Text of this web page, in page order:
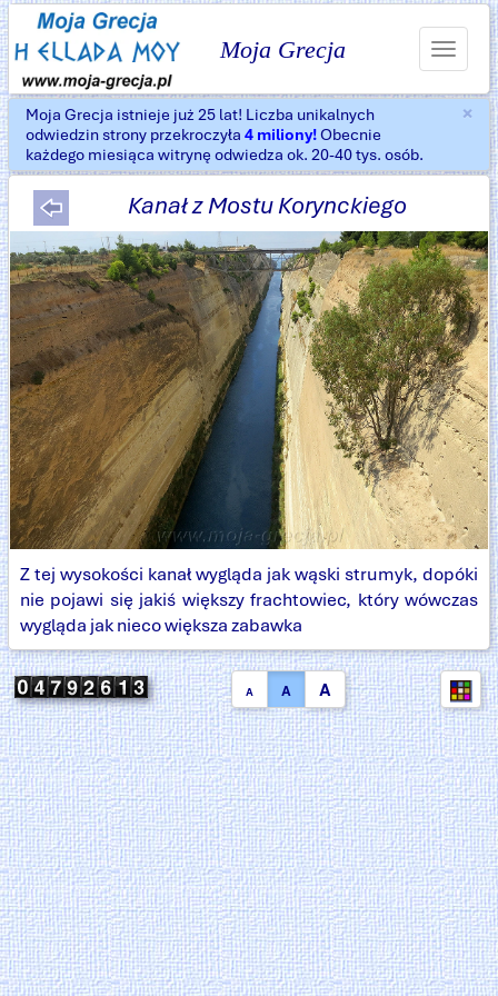
Moja Grecja
Toggle
×
Moja Grecja istnieje już 25 lat! Liczba unikalnych
odwiedzin strony przekroczyła 4 miliony!Obecnie
każdego miesiąca witrynę odwiedza ok. 20-40 tys. osób.
Kanał z Mostu Korynckiego
Z tej wysokości kanał wygląda jak wąski strumyk, dopóki
nie pojawi się jakiś większy frachtowiec, który wówczas
wygląda jak nieco większa zabawka
A A A